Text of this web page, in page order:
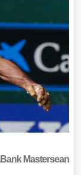
Mastersean